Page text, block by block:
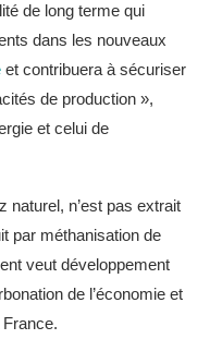
de long terme qui
dans les nouveaux
et contribuera à sécuriser
de production »,
et celui de
naturel, n’est pas extrait
par méthanisation de
veut développement
de l’économie et